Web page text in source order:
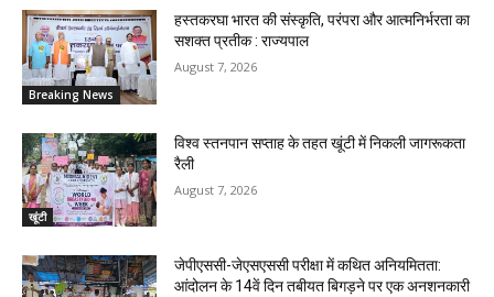
Breaking News
हस्तकरघा भारत की संस्कृति, परंपरा और आत्मनिर्भरता का
सशक्त प्रतीक : राज्यपाल
August 7, 2026
खूंटी
विश्व स्तनपान सप्ताह के तहत खूंटी में निकली जागरूकता
रैली
August 7, 2026
जेपीएससी-जेएसएससी परीक्षा में कथित अनियमितता:
आंदोलन के 14वें दिन तबीयत बिगड़ने पर एक अनशनकारी